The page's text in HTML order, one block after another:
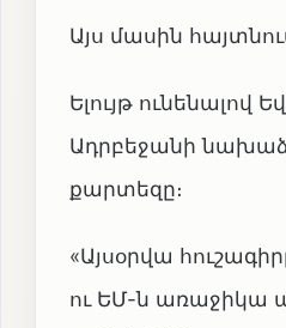
Այս մասին
Ելույթ
Ադրբեջանի
քարտեզը։
«Այսօրվա
ու ԵՄ-ն առաջիկա